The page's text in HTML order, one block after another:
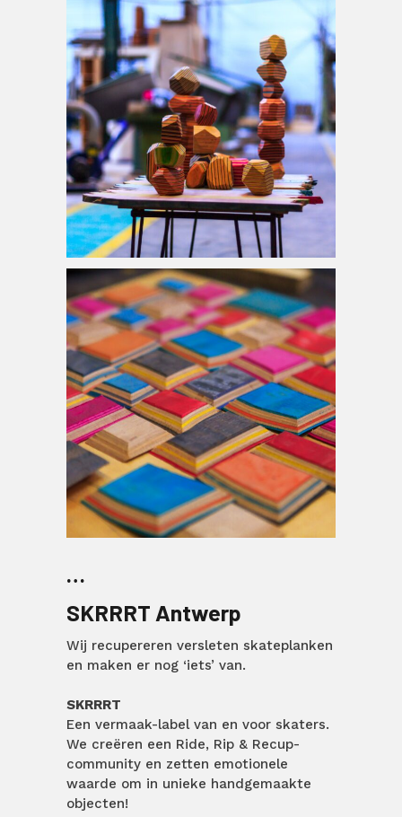
…
SKRRRT Antwerp
Wij recupereren versleten skateplanken
en maken er nog ‘iets’ van.
SKRRRT
Een vermaak-label van en voor skaters.​
​We creëren een Ride, Rip & Recup-
community en zetten emotionele
waarde om in unieke handgemaakte
objecten!